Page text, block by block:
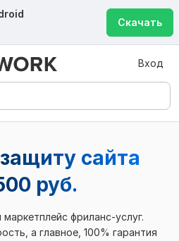
Скачать
Вход
сайта
руб.
фриланс-услуг.
а главное, 100% гарантия